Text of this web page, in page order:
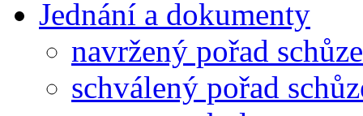
Jednání a dokumenty
navržený pořad schůze
schválený pořad